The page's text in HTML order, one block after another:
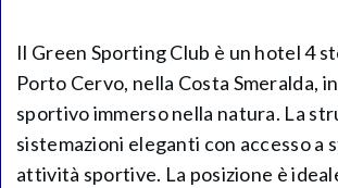
Il Green Sporting Club è un hotel 4
Porto Cervo, nella Costa Smeralda,
sportivo immerso nella natura. La
sistemazioni eleganti con accesso
attività sportive. La posizione è